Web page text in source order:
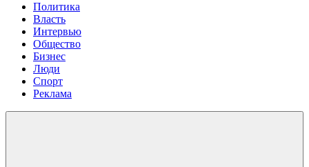
Политика
Власть
Интервью
Общество
Бизнес
Люди
Спорт
Реклама